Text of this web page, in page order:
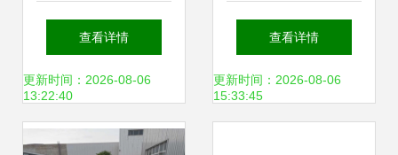
厂 探究汽车维修的
成本逻辑与商业模
式
查看详情
更新时间：2026-08-06
13:22:40
访佛山市南海区西
樵三友汽车轮胎维
查看详情
更新时间：2026-08-06
15:33:45